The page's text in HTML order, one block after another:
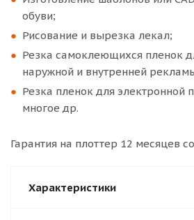
обуви;
Рисование и вырезка лекал;
Резка самоклеющихся пленок
наружной и внутренней
Резка пленок для электронной
многое др.
Гарантия на плоттер 12 месяцев
Характеристики